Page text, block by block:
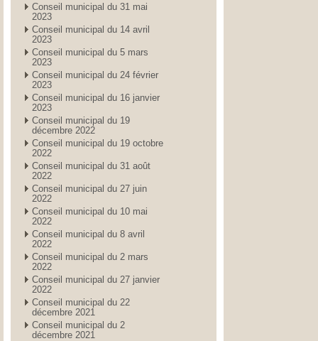
Conseil municipal du 31 mai
2023
Conseil municipal du 14 avril
2023
Conseil municipal du 5 mars
2023
Conseil municipal du 24 février
2023
Conseil municipal du 16 janvier
2023
Conseil municipal du 19
décembre 2022
Conseil municipal du 19 octobre
2022
Conseil municipal du 31 août
2022
Conseil municipal du 27 juin
2022
Conseil municipal du 10 mai
2022
Conseil municipal du 8 avril
2022
Conseil municipal du 2 mars
2022
Conseil municipal du 27 janvier
2022
Conseil municipal du 22
décembre 2021
Conseil municipal du 2
décembre 2021